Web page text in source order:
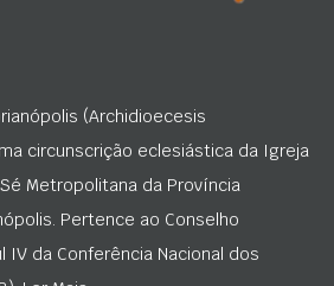
(Archidioecesis
circunscrição eclesiástica da Igreja
Metropolitana da Província
Pertence ao Conselho
IV da Conferência Nacional dos